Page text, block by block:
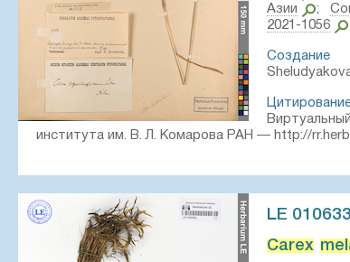
Азии
;
2021-1056
Создание
института им. В. Л. Комарова РАН — http://
LE
Carex